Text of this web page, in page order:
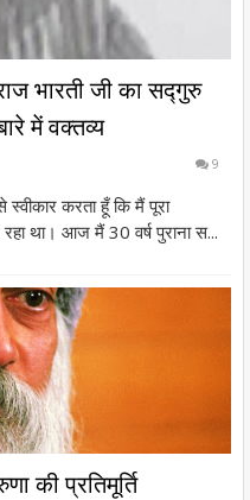
भारती जी का सद्गुरु
में वक्तव्य
9
करता हूँ कि मैं पूरा
था। आज मैं 30 वर्ष पुराना स...
की प्रतिमूर्ति